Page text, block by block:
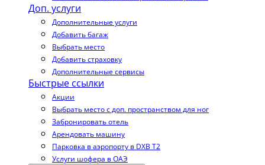
Доп. услуги
Дополнительные услуги
Добавить багаж
Выбрать место
Добавить страховку
Дополнительные сервисы
Быстрые ссылки
Акции
Выбрать место с доп. пространством для ног
Забронировать отель
Арендовать машину
Парковка в аэропорту в DXB T2
Услуги шофера в ОАЭ